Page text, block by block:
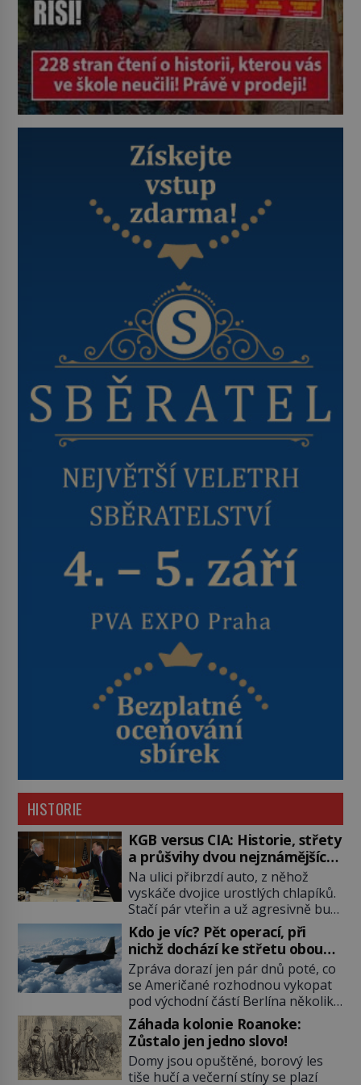
HISTORIE
KGB versus CIA: Historie, střety
a průšvihy dvou nejznámějších
tajných služeb historie
Na ulici přibrzdí auto, z něhož
vyskáče dvojice urostlých chlapíků.
Stačí pár vteřin a už agresivně buší
na dveře. O další okamžik později
vlečou nebožáka do auta, a pak už
ho nikdy nikdo nespatří. Dostal se
totiž do rukou všemocné KGB. Jako
sourozenci, kteří si nemohou přijít
na jméno. Neustále se předhání v
plánování sabotáží, […]
Kdo je víc? Pět operací, při
nichž dochází ke střetu obou
tajných služeb
Zpráva dorazí jen pár dnů poté, co
se Američané rozhodnou vykopat
pod východní částí Berlína několik
stovek metrů dlouhý tunel. Sověti
na sobě nenechají nic znát a
nechají nepřítele, aby si myslel, že
je přechytračil. Cennou informaci
Záhada kolonie Roanoke:
Zůstalo jen jedno slovo!
Domy jsou opuštěné, borový les
tiše hučí a večerní stíny se plazí